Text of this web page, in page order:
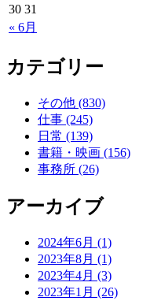
« 6月
30 31
カテゴリー
その他 (830)
仕事 (245)
日常 (139)
書籍・映画 (156)
事務所 (26)
アーカイブ
2024年6月 (1)
2023年8月 (1)
2023年4月 (3)
2023年1月 (26)